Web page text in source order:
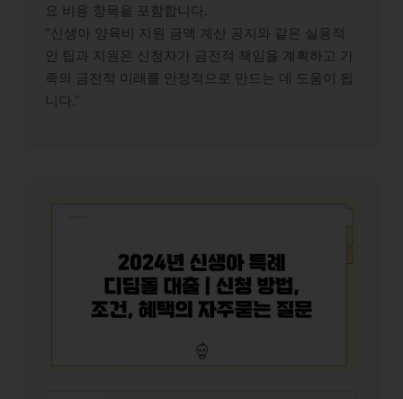
요 비용 항목을 포함합니다.
“신생아 양육비 지원 금액 계산 공지와 같은 실용적
인 팁과 지원은 신청자가 금전적 책임을 계획하고 가
족의 금전적 미래를 안정적으로 만드는 데 도움이 됩
니다.”